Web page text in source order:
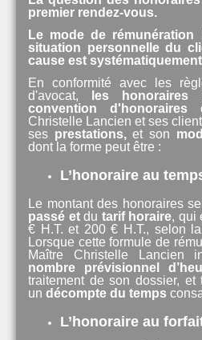
premier rendez-vous.
Le mode de
situation personnelle du
cause est
En conformité avec les
d'avocat,
les honoraires
convention
Christelle Lancien et ses
ses prestations,et son
dont la forme peut être :
L’honoraire au
Le montant des honoraires
passé etdu tarif horaire, qui
€ H.T. et 200 € H.T., selon
Lorsque cette formule de
Maître Christelle Lancien
nombre prévisionnel
traitement de son dossier,
un décompte du temps
L’honoraire au